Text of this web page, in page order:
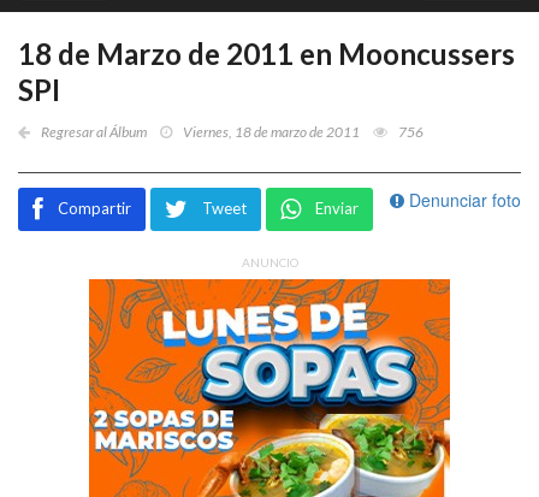
18 de Marzo de 2011 en Mooncussers
SPI
Regresar al Álbum Viernes, 18 de marzo de 2011 756
Denunciar foto
Compartir Tweet Enviar
ANUNCIO